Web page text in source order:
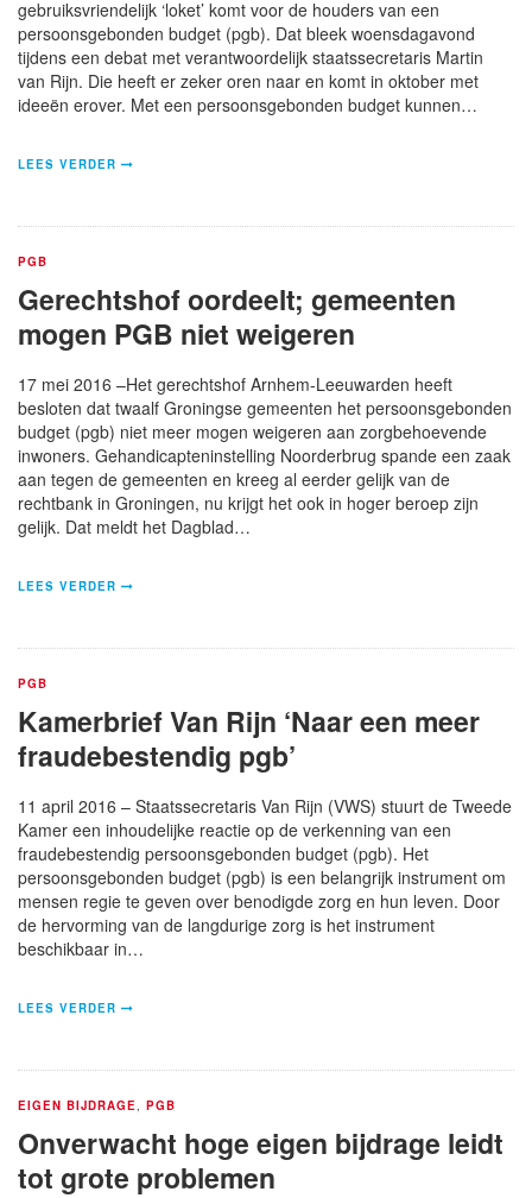
gebruiksvriendelijk ‘loket’ komt voor de houders van een
persoonsgebonden budget (pgb). Dat bleek woensdagavond
tijdens een debat met verantwoordelijk staatssecretaris Martin
van Rijn. Die heeft er zeker oren naar en komt in oktober met
ideeën erover. Met een persoonsgebonden budget kunnen…
LEES VERDER
PGB
Gerechtshof oordeelt; gemeenten
mogen PGB niet weigeren
17 mei 2016 –Het gerechtshof Arnhem-Leeuwarden heeft
besloten dat twaalf Groningse gemeenten het persoonsgebonden
budget (pgb) niet meer mogen weigeren aan zorgbehoevende
inwoners. Gehandicapteninstelling Noorderbrug spande een zaak
aan tegen de gemeenten en kreeg al eerder gelijk van de
rechtbank in Groningen, nu krijgt het ook in hoger beroep zijn
gelijk. Dat meldt het Dagblad…
LEES VERDER
PGB
Kamerbrief Van Rijn ‘Naar een meer
fraudebestendig pgb’
11 april 2016 – Staatssecretaris Van Rijn (VWS) stuurt de Tweede
Kamer een inhoudelijke reactie op de verkenning van een
fraudebestendig persoonsgebonden budget (pgb). Het
persoonsgebonden budget (pgb) is een belangrijk instrument om
mensen regie te geven over benodigde zorg en hun leven. Door
de hervorming van de langdurige zorg is het instrument
beschikbaar in…
LEES VERDER
EIGEN BIJDRAGE PGB
Onverwacht hoge eigen bijdrage leidt
tot grote problemen